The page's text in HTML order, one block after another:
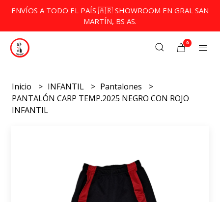
ENVÍOS A TODO EL PAÍS 🇦🇷 SHOWROOM EN GRAL SAN
MARTÍN, BS AS.
0
Inicio INFANTIL
Pantalones
PANTALÓN CARP TEMP.2025 NEGRO CON ROJO
INFANTIL